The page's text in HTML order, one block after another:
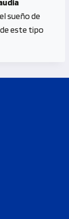
sueño de
este tipo